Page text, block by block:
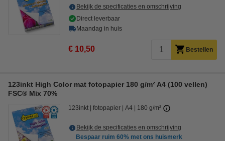
Bekijk de specificaties en omschrijving
Direct leverbaar
Maandag in huis
€ 10,50 Bestellen
123inkt High Color mat fotopapier 180 g/m² A4 (100 vellen)
FSC® Mix 70%
123inkt fotopapier A4 180 g/m²
Bekijk de specificaties en omschrijving
Bespaar ruim 60% met ons huismerk